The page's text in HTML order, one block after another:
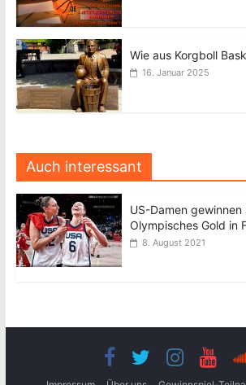
Wie aus Korgboll
16. Januar 2025
Auch interessant
US-Damen gewinnen
Olympisches Gold in
8. August 2021